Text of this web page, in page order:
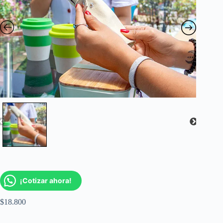
¡Cotizar ahora!
$18.800